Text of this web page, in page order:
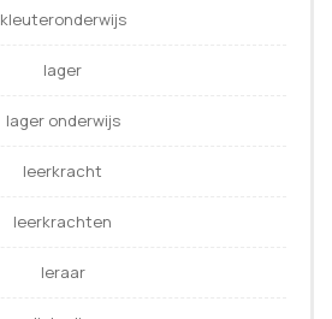
kleuteronderwijs
lager
lager onderwijs
leerkracht
leerkrachten
leraar